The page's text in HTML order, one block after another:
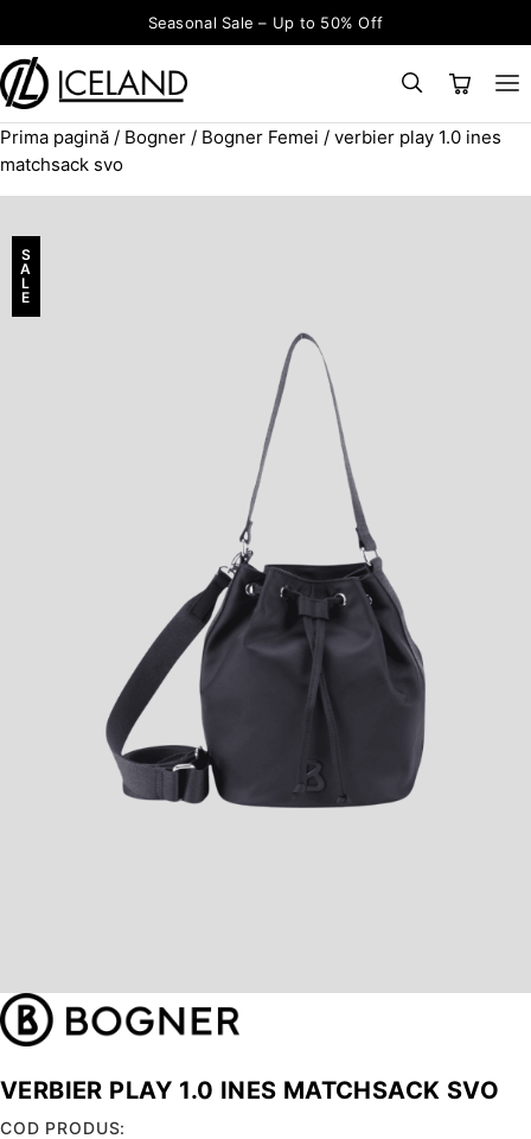
Seasonal Sale – Up to 50% Off
Search for:
CAUTĂ
Prima pagină / Bogner / Bogner Femei / verbier play 1.0 ines
matchsack svo
S
A
L
E
VERBIER PLAY 1.0 INES MATCHSACK SVO
COD PRODUS: